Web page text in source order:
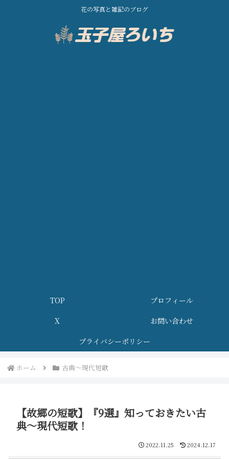
花の写真と雑記のブログ
TOP
プロフィール
X
お問い合わせ
プライバシーポリシー
ホーム 古典～現代短歌
【故郷の短歌】『9選』知っておきたい古
典～現代短歌！
2022.11.25 2024.12.17